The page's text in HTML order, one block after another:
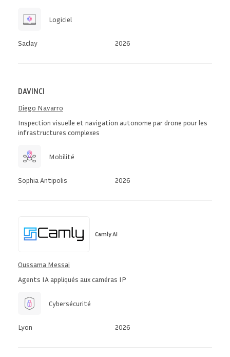
Logiciel
Saclay 2026
DAVINCI
Diego Navarro
Inspection visuelle et navigation autonome par drone pour les
infrastructures complexes
Mobilité
Sophia Antipolis 2026
Camly AI
Oussama Messai
Agents IA appliqués aux caméras IP
Cybersécurité
Lyon 2026